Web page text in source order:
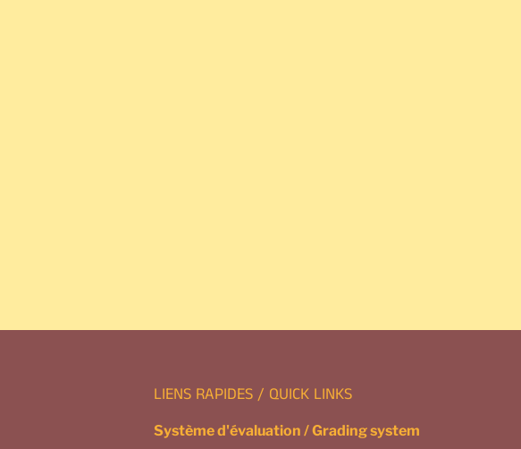
LIENS RAPIDES / QUICK LINKS
Système d'évaluation / Grading system